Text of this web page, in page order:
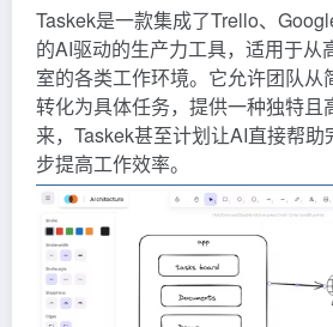
Taskek是一款集成了Trello、
的AI驱动的生产力工具，适用于从
室的各类工作环境。它允许团队从
转化为具体任务，提供一种独特且
来，Taskek甚至计划让AI直接帮
步提高工作效率。